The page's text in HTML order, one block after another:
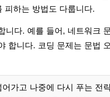
피하는 방법도 다룹니다.
니다. 예를 들어, 네트워크
합니다. 코딩 문제는 문법
가고 나중에 다시 푸는 전